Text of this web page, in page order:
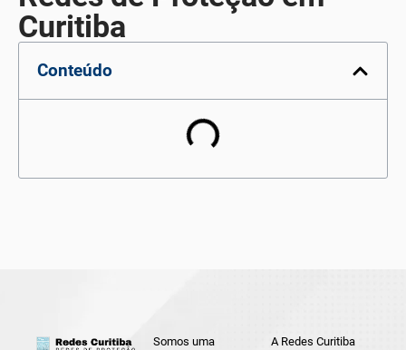
Curitiba
Conteúdo
Somos uma
A Redes Curitiba